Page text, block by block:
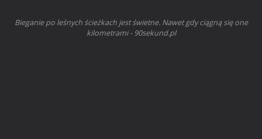
Bieganie po leśnych ścieżkach jest świetne. Nawet gdy ciągną się one
kilometrami - 90sekund.pl